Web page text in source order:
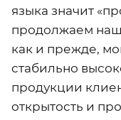
языка значит
продолжаем
как и прежде,
стабильно
продукции
открытость и